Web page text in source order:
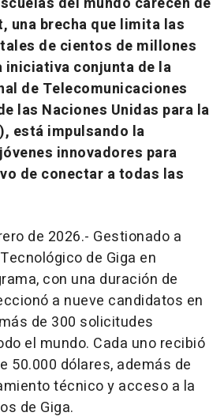
una brecha que limita las
de cientos de millones
iniciativa conjunta de la
de Telecomunicaciones
las Naciones Unidas para la
está impulsando la
innovadores para
de conectar a todas las
de 2026.- Gestionado a
de Giga en
con una duración de
a nueve candidatos en
de 300 solicitudes
el mundo. Cada uno recibió
50.000 dólares, además de
técnico y acceso a la
de Giga.